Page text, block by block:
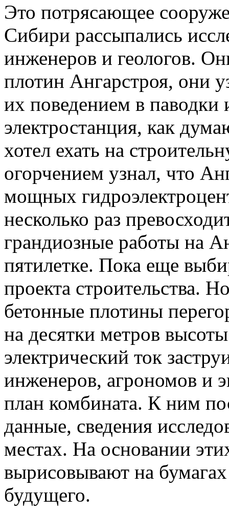
Это потрясающее
Сибири рассыпались
инженеров и геологов.
плотин Ангарстроя, они
их поведением в паводки
электростанция, как
хотел ехать на
огорчением узнал, что
мощных
несколько раз
грандиозные работы на
пятилетке. Пока еще
проекта строительства.
бетонные плотины
на десятки метров
электрический ток
инженеров, агрономов и
план комбината. К ним
данные, сведения
местах. На основании
вырисовывают на
будущего.